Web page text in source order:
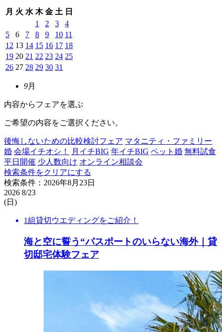
月 火 水 木 金 土 日
1
2 3
4
5
6 7 8 9 10 11
12 13 14 15 16 17 18
19 20 21 22 23 24 25
26 27 28 29 30 31
9月
内容からフェアを選ぶ
ご希望の内容をご選択ください。
後悔しないための比較検討フェア マタニティ・ファミリー
婚 会場イチオシ！ 月イチBIG 年イチBIG ペット婚 無料試食
平日開催 少人数向け オンライン相談会
検索条件をクリアにする
検索条件：2026年8月23日
2026 8/23
(日)
1組貸切ウエディングをご紹介！
海と空に誓う“パスポートのいらない海外｜貸
切邸宅体験フェア